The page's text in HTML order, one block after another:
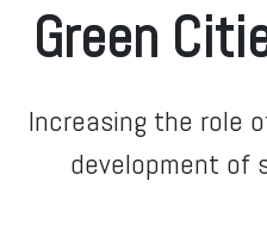
Green
Increasing the role
development of